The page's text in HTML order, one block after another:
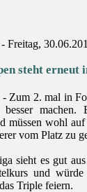
Freitag,
steht erneut
- Zum 2. mal in
besser
müssen wohl
vom Platz zu
sieht es gut
und
Triple feiern.